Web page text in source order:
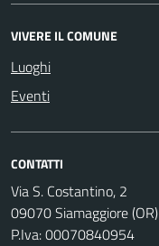
VIVERE IL COMUNE
Luoghi
Eventi
CONTATTI
Via S. Costantino, 2
09070 Siamaggiore (OR)
P.Iva: 00070840954